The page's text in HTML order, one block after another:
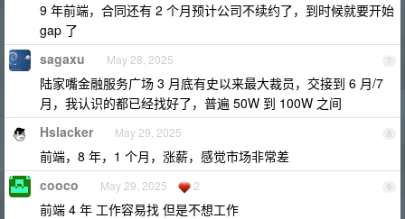
9 年前端，合同还有 2 个月预计公司不续约了，到时候就要开始
gap 了
7
sagaxu May 28, 2025
陆家嘴金融服务广场 3 月底有史以来最大裁员，交接到 6 月/7
月，我认识的都已经找好了，普遍 50W 到 100W 之间
8
Hslacker May 29, 2025
前端，8 年，1 个月，涨薪，感觉市场非常差
9
cooco May 29, 2025 2
前端 4 年 工作容易找 但是不想工作